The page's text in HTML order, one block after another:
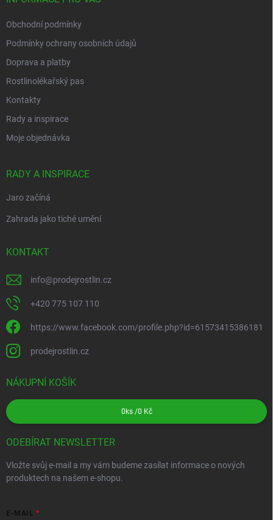
Obchodní podmínky
Podmínky ochrany osobních údajů
Doprava a platby
Rostlinolékařský pas
Kontakty
Rady a inspirace
Moje objednávka
RADY A INSPIRACE
Jaro začíná
Zahrada jako tiché umění
KONTAKT
info@prodejrostlin.cz
+420 775 107 110
https://www.facebook.com/profile.php?id=61573415386181
prodejrostlin.cz
NÁKUPNÍ KOŠÍK
0ks /0 Kč
ODEBÍRAT NEWSLETTER
Vložte svůj e-mail a my vám budeme zasílat informace o nových
produktech na našem e-shopu.
E-MAIL